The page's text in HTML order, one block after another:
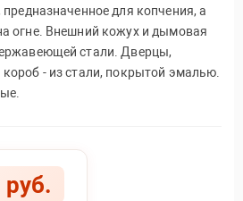
предназначенное для копчения, а
огне. Внешний кожух и дымовая
стали. Дверцы,
- из стали, покрытой эмалью.